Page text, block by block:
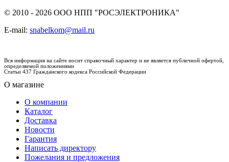
© 2010 - 2026 ООО НПП "РОСЭЛЕКТРОНИКА"
E-mail: snabelkom@mail.ru
Вся информация на сайте носит справочный характер и не является публичной офертой,
определяемой положениями
Статьи 437 Гражданского кодекса Российской Федерации
О магазине
О компании
Каталог
Доставка
Новости
Гарантия
Написать директору
Пожелания и предложения